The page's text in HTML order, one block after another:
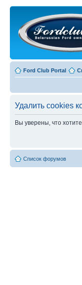
Ford Club Portal
Удалить cookies
Вы уверены, что
Список форумов